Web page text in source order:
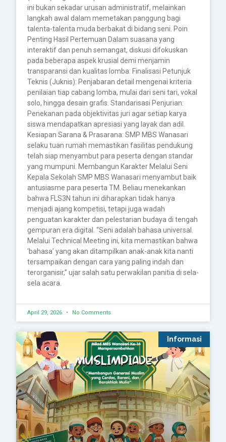
ini bukan sekadar urusan administratif, melainkan
langkah awal dalam memetakan panggung bagi
talenta-talenta muda berbakat di bidang seni. Poin
Penting Hasil Pertemuan Dalam suasana yang
interaktif dan penuh semangat, diskusi difokuskan
pada beberapa aspek krusial demi menjamin
transparansi dan kualitas lomba: Finalisasi Petunjuk
Teknis (Juknis): Penjabaran detail mengenai kriteria
penilaian tiap cabang lomba, mulai dari seni tari, vokal
solo, hingga desain grafis. Standarisasi Penjurian:
Penekanan pada objektivitas juri agar setiap karya
siswa mendapatkan apresiasi yang layak dan adil.
Kesiapan Sarana & Prasarana: SMP MBS Wanasari
selaku tuan rumah memastikan fasilitas pendukung
telah siap menyambut para peserta dengan standar
yang mumpuni. Membangun Karakter Melalui Seni
Kepala Sekolah SMP MBS Wanasari menyambut baik
antusiasme para peserta TM. Beliau menekankan
bahwa FLS3N tahun ini diharapkan tidak hanya
menjadi ajang kompetisi, tetapi juga wadah
penguatan karakter dan pelestarian budaya di tengah
gempuran era digital. “Seni adalah bahasa universal.
Melalui Technical Meeting ini, kita memastikan bahwa
‘bahasa’ yang akan ditampilkan anak-anak kita nanti
tersampaikan dengan cara yang paling indah dan
terorganisir,” ujar salah satu perwakilan panitia di sela-
sela acara.
April 29, 2026 No Comments
Informasi